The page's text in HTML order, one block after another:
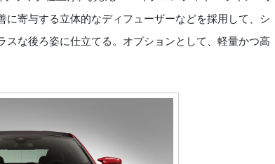
寄与する立体的なディフューザーなどを採用して、シ
な後ろ姿に仕立てる。オプションとして、軽量かつ高